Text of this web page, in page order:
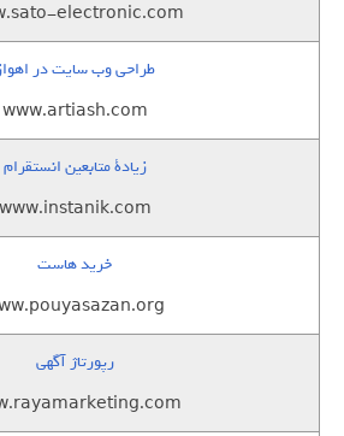
electronic.com
طراحی وب سایت در
www.artiash.com
زيادة متابعين انستقرام
www.instanik.com
خرید هاست
رپورتاژ آگهی